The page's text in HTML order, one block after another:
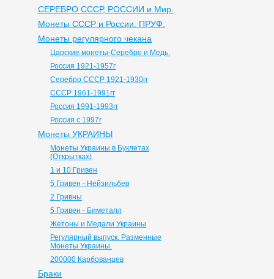
СЕРЕБРО СССР, РОССИИ и Мир.
Монеты СССР и России. ПРУФ.
Монеты регулярного чекана
Царские монеты-Серебро и Медь.
Россия 1921-1957г
Серебро СССР 1921-1930гг
СССР 1961-1991гг
Россия 1991-1993гг
Россия с 1997г
Монеты УКРАИНЫ
Монеты Украины в Буклетах
(Открытках)
1 и 10 Гривен
5 Гривен - Нейзильбер
2 Гривны
5 Гривен - Биметалл
Жетоны и Медали Украины
Регулярный выпуск. Разменные
Монеты Украины.
200000 Карбованцев
Браки